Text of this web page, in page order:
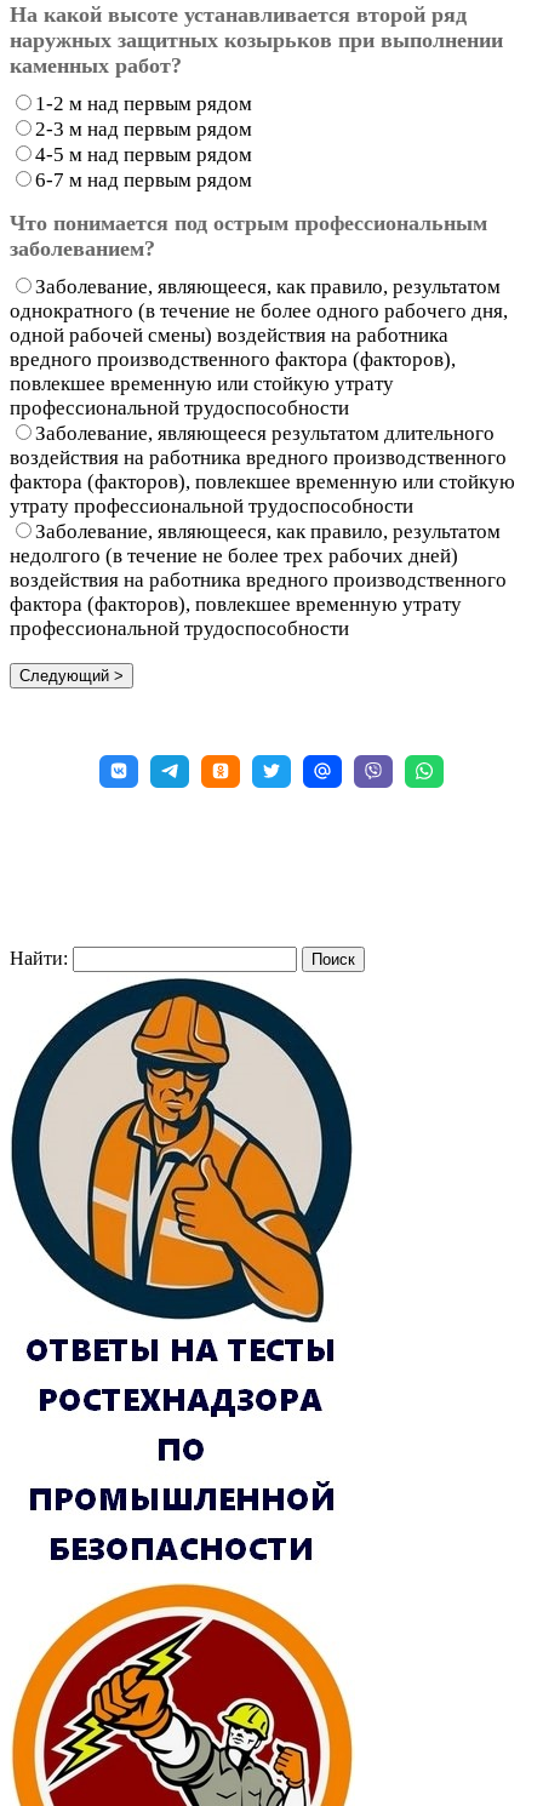
На какой высоте устанавливается второй ряд
наружных защитных козырьков при выполнении
каменных работ?
1-2 м над первым рядом
2-3 м над первым рядом
4-5 м над первым рядом
6-7 м над первым рядом
Что понимается под острым профессиональным
заболеванием?
Заболевание, являющееся, как правило, результатом
однократного (в течение не более одного рабочего дня,
одной рабочей смены) воздействия на работника
вредного производственного фактора (факторов),
повлекшее временную или стойкую утрату
профессиональной трудоспособности
Заболевание, являющееся результатом длительного
воздействия на работника вредного производственного
фактора (факторов), повлекшее временную или стойкую
утрату профессиональной трудоспособности
Заболевание, являющееся, как правило, результатом
недолгого (в течение не более трех рабочих дней)
воздействия на работника вредного производственного
фактора (факторов), повлекшее временную утрату
профессиональной трудоспособности
Найти: